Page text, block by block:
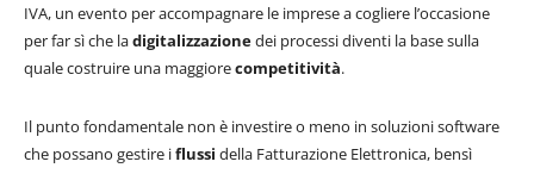
IVA, un evento per accompagnare le imprese a cogliere l’occasione
per far sì che ladigitalizzazionedei processi diventi la base sulla
quale costruire una maggiorecompetitività.
Il punto fondamentale non è investire o meno in soluzioni software
che possano gestire iflussi della Fatturazione Elettronica, bensì